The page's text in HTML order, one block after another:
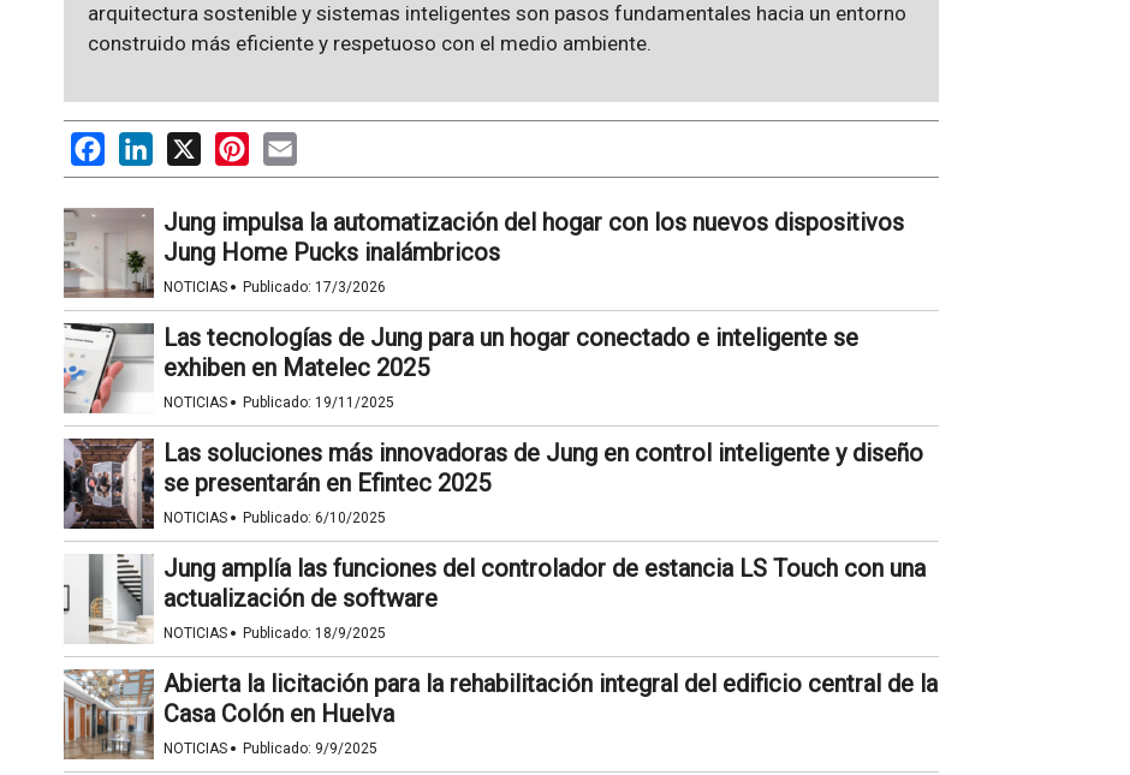
arquitectura sostenible y sistemas inteligentes son pasos fundamentales hacia un entorno
construido más eficiente y respetuoso con el medio ambiente.
FacebookLinkedIn
X PinterestEmail
Jung impulsa la automatización del hogar con los nuevos dispositivos
Jung Home Pucks inalámbricos
NOTICIAS · Publicado: 17/3/2026
Las tecnologías de Jung para un hogar conectado e inteligente se
exhiben en Matelec 2025
NOTICIAS · Publicado: 19/11/2025
Las soluciones más innovadoras de Jung en control inteligente y diseño
se presentarán en Efintec 2025
NOTICIAS · Publicado: 6/10/2025
Jung amplía las funciones del controlador de estancia LS Touch con una
actualización de software
NOTICIAS · Publicado: 18/9/2025
Abierta la licitación para la rehabilitación integral del edificio central de la
Casa Colón en Huelva
NOTICIAS · Publicado: 9/9/2025